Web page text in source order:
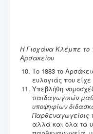
Η Γιοχάνα Κλέμπε το
Αρσακείου
Το 1883 το
ευλογιάς που
Υπεβλήθη
παιδαγωγικών
υποψηφίων
Παρθεναγωγείοις
αλλά και όλα τα